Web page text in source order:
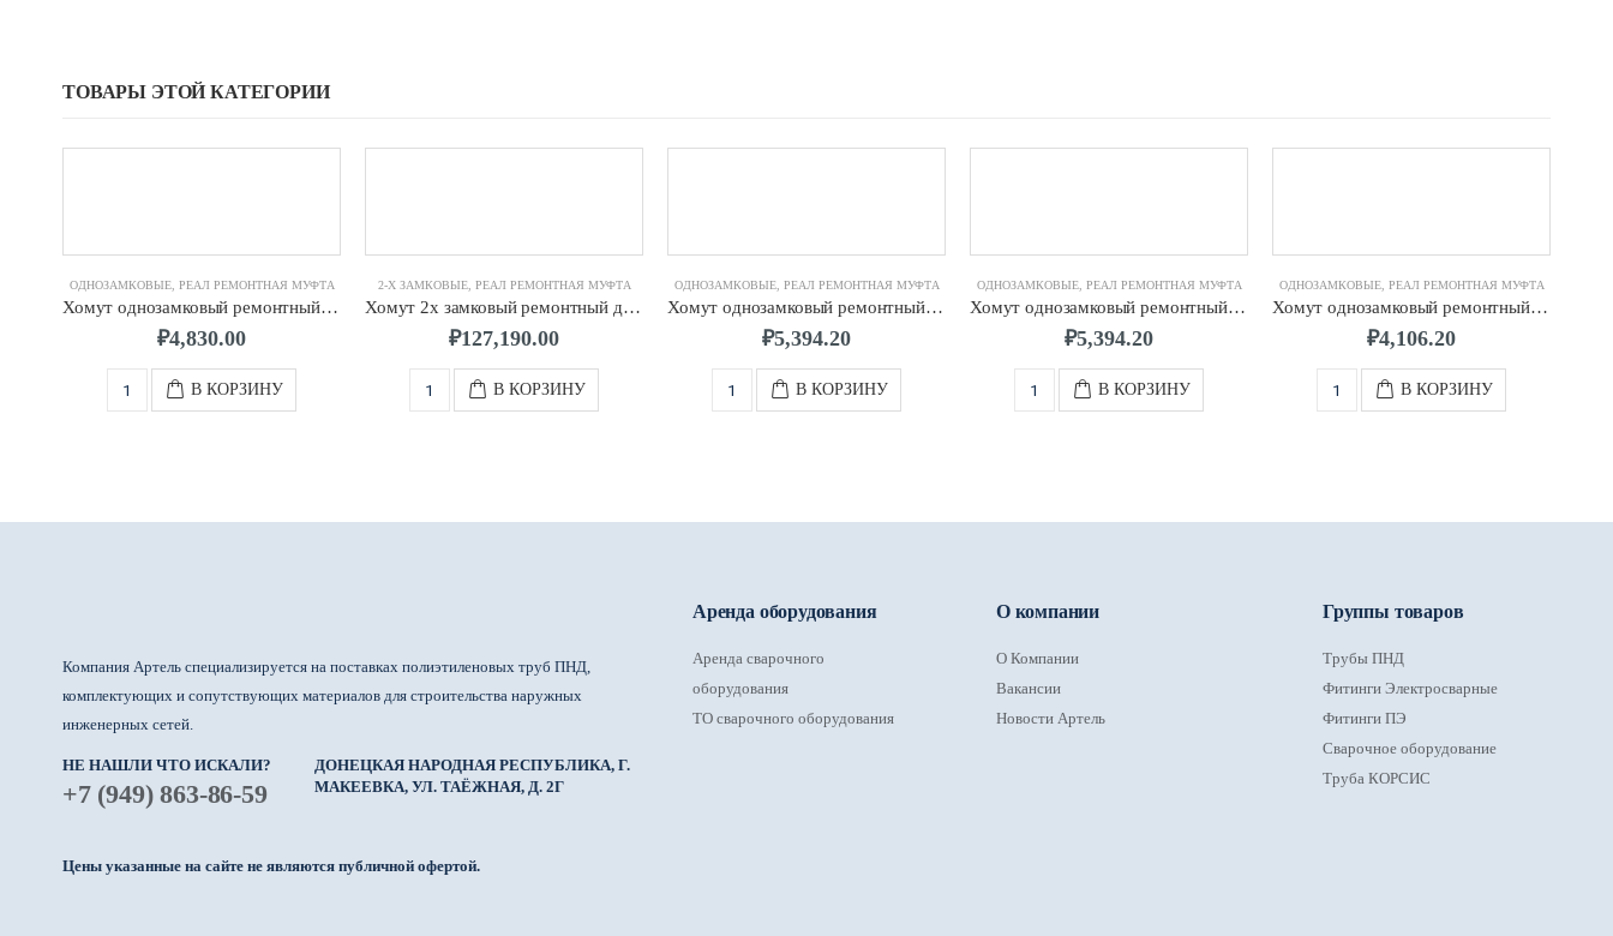
ТОВАРЫ ЭТОЙ КАТЕГОРИИ
ОДНОЗАМКОВЫЕ, РЕАЛ РЕМОНТНАЯ МУФТА
Хомут однозамковый ремонтный д. 150 (150-160) мм 2-х шп. L-200
₽4,830.00
В КОРЗИНУ
2-Х ЗАМКОВЫЕ, РЕАЛ РЕМОНТНАЯ МУФТА
Хомут 2х замковый ремонтный д. 1100 (1100-1125) мм 40-х шп. L-1000
₽127,190.00
В КОРЗИНУ
ОДНОЗАМКОВЫЕ, РЕАЛ РЕМОНТНАЯ МУФТА
Хомут однозамковый ремонтный д. 200 (219-230) мм 2-х шп. L-200
₽5,394.20
В КОРЗИНУ
ОДНОЗАМКОВЫЕ, РЕАЛ РЕМОНТНАЯ МУФТА
Хомут однозамковый ремонтный д. 200 (218-228) мм 2-х шп. L-200
₽5,394.20
В КОРЗИНУ
ОДНОЗАМКОВЫЕ, РЕАЛ РЕМОНТНАЯ МУФТА
Хомут однозамковый ремонтный д. 50 (60-65) мм 2-х шп. L-200
₽4,106.20
В КОРЗИНУ
Компания Артель специализируется на поставках полиэтиленовых труб ПНД,
комплектующих и сопутствующих материалов для строительства наружных
инженерных сетей.
НЕ НАШЛИ ЧТО ИСКАЛИ?
+7 (949) 863-86-59
ДОНЕЦКАЯ НАРОДНАЯ РЕСПУБЛИКА, Г.
МАКЕЕВКА, УЛ. ТАЁЖНАЯ, Д. 2Г
Цены указанные на сайте не являются публичной офертой.
Аренда оборудования
Аренда сварочного
оборудования
ТО сварочного оборудования
О компании
О Компании
Вакансии
Новости Артель
Группы товаров
Трубы ПНД
Фитинги Электросварные
Фитинги ПЭ
Сварочное оборудование
Труба КОРСИС